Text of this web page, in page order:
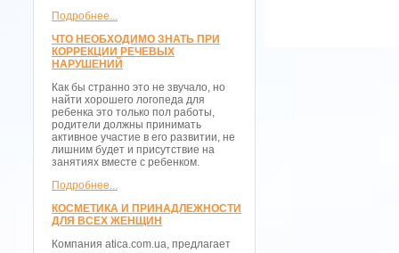
Подробнее...
ЧТО НЕОБХОДИМО ЗНАТЬ ПРИ
КОРРЕКЦИИ РЕЧЕВЫХ
НАРУШЕНИЙ
Как бы странно это не звучало, но
найти хорошего логопеда для
ребенка это только пол работы,
родители должны принимать
активное участие в его развитии, не
лишним будет и присутствие на
занятиях вместе с ребенком.
Подробнее...
КОСМЕТИКА И ПРИНАДЛЕЖНОСТИ
ДЛЯ ВСЕХ ЖЕНЩИН
Компания atica.com.ua, предлагает